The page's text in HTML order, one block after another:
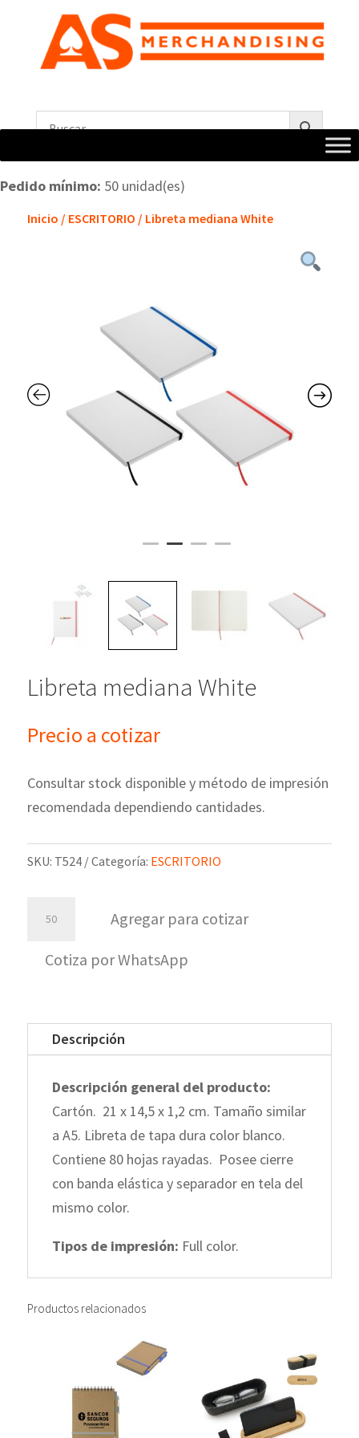
Pedido mínimo: 50 unidad(es)
Inicio / ESCRITORIO / Libreta mediana White
Libreta mediana White
Precio a cotizar
Consultar stock disponible y método de impresión
recomendada dependiendo cantidades.
SKU: T524 Categoría: ESCRITORIO
White
Agregar para cotizar
Cotiza por WhatsApp
Descripción
Descripción general del producto:
Cartón. 21 x 14,5 x 1,2 cm. Tamaño similar
a A5. Libreta de tapa dura color blanco.
Contiene 80 hojas rayadas. Posee cierre
con banda elástica y separador en tela del
mismo color.
Tipos de impresión: Full color.
Productos relacionados